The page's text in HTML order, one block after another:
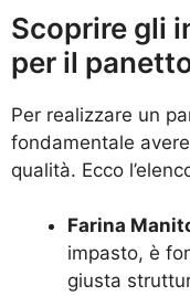
Scoprire gli
per il
Per realizzare un
fondamentale
qualità. Ecco
Farina
impasto, è
giusta